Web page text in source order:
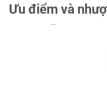
Ưu điểm và